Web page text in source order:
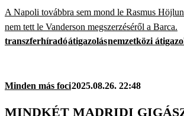
A Napoli továbbra sem mond le Rasmus
nem tett le Vanderson megszerzéséről a Barca.
transzferhíradóátigazolásnemzetközi
Minden más foci2025.08.26. 22:48
MINDKÉT MADRIDI